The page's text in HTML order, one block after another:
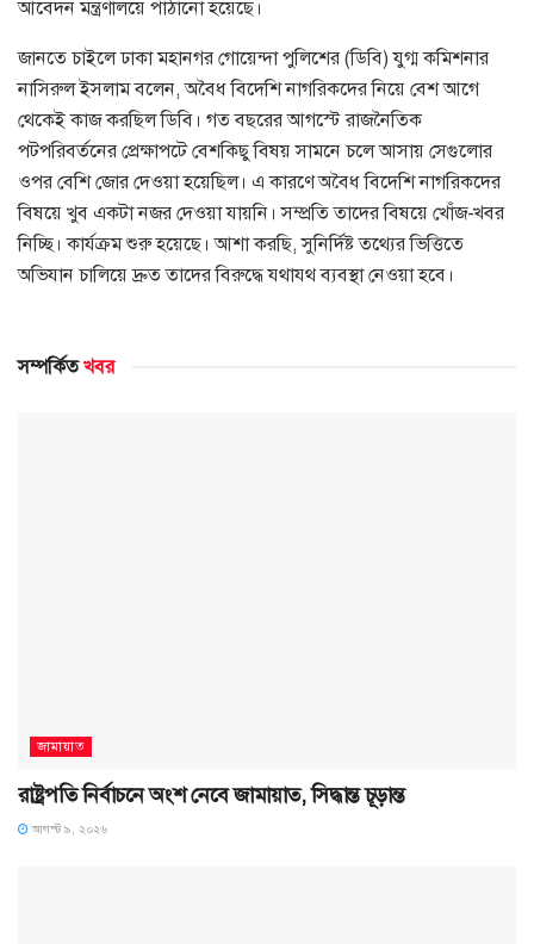
আবেদন মন্ত্রণালয়ে পাঠানো হয়েছে।
জানতে চাইলে ঢাকা মহানগর গোয়েন্দা পুলিশের (ডিবি) যুগ্ম কমিশনার
নাসিরুল ইসলাম বলেন, অবৈধ বিদেশি নাগরিকদের নিয়ে বেশ আগে
থেকেই কাজ করছিল ডিবি। গত বছরের আগস্টে রাজনৈতিক
পটপরিবর্তনের প্রেক্ষাপটে বেশকিছু বিষয় সামনে চলে আসায় সেগুলোর
ওপর বেশি জোর দেওয়া হয়েছিল। এ কারণে অবৈধ বিদেশি নাগরিকদের
বিষয়ে খুব একটা নজর দেওয়া যায়নি। সম্প্রতি তাদের বিষয়ে খোঁজ-খবর
নিচ্ছি। কার্যক্রম শুরু হয়েছে। আশা করছি, সুনির্দিষ্ট তথ্যের ভিত্তিতে
অভিযান চালিয়ে দ্রুত তাদের বিরুদ্ধে যথাযথ ব্যবস্থা নেওয়া হবে।
সম্পর্কিতখবর
জামায়াত
রাষ্ট্রপতি নির্বাচনে অংশ নেবে জামায়াত, সিদ্ধান্ত চূড়ান্ত
আগস্ট ৯, ২০২৬